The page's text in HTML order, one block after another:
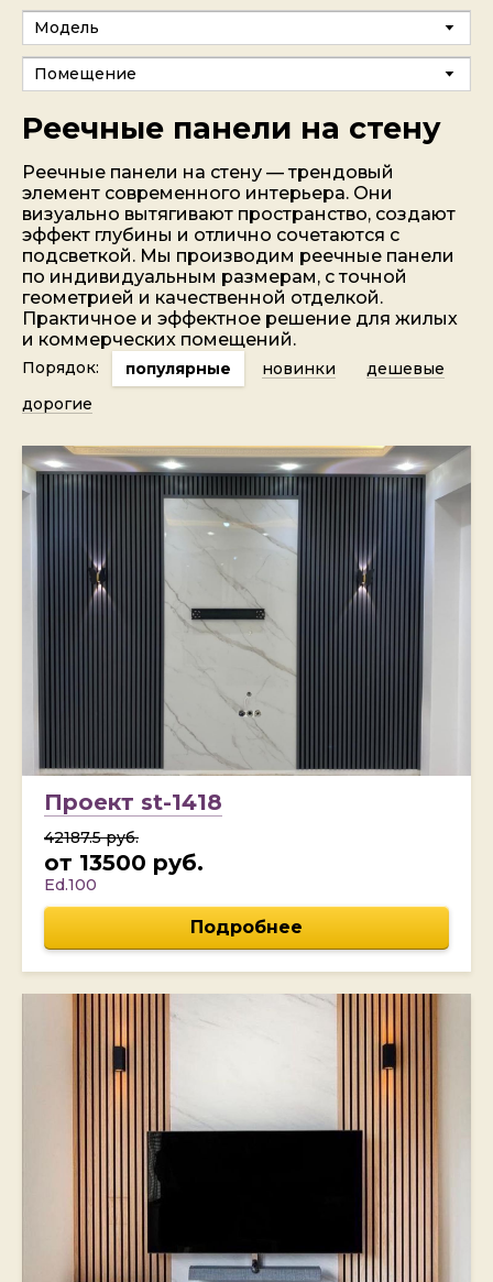
Реечные панели на стену
Реечные панели на стену — трендовый
элемент современного интерьера. Они
визуально вытягивают пространство, создают
эффект глубины и отлично сочетаются с
подсветкой. Мы производим реечные панели
по индивидуальным размерам, с точной
геометрией и качественной отделкой.
Практичное и эффектное решение для жилых
и коммерческих помещений.
Порядок: популярные новинки
дешевые
дорогие
Проект st-1418
42187.5 руб.
от 13500 руб.
Ed.100
Подробнее